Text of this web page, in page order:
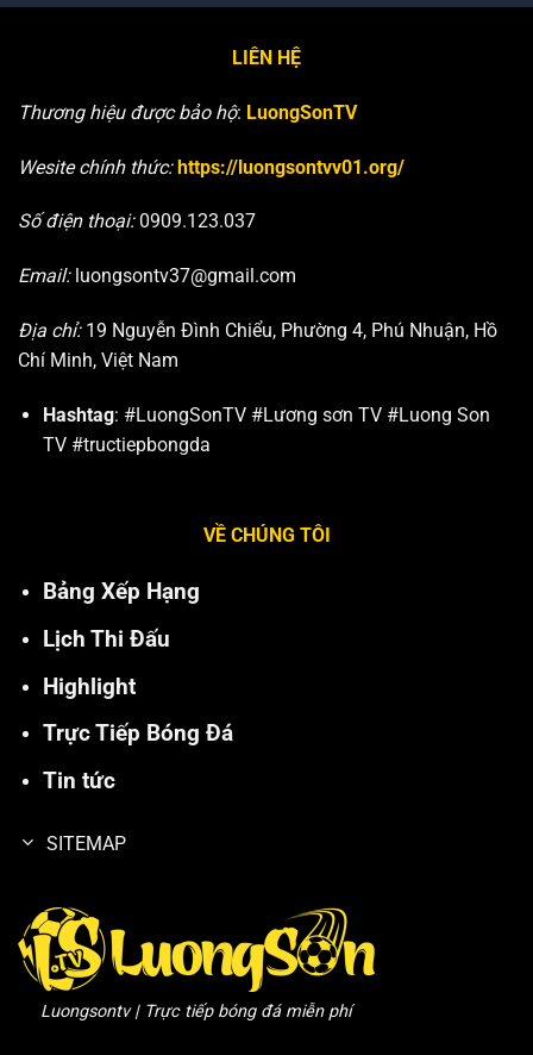
toan
Games
33
nhất
LIÊN HỆ
Thương hiệu được bảo hộ: LuongSonTV
Wesite chính thức:https://luongsontvv01.org/
Số điện thoại:0909.123.037
Email: luongsontv37@gmail.com
Địa chỉ:19 Nguyễn Đình Chiểu, Phường 4, Phú Nhuận, Hồ
Chí Minh, Việt Nam
Hashtag: #LuongSonTV #Lương sơn TV #Luong Son
TV #tructiepbongda
VỀ CHÚNG TÔI
Bảng Xếp Hạng
Lịch Thi Đấu
Highlight
Trực Tiếp Bóng Đá
Tin tức
SITEMAP
Luongsontv | Trực tiếp bóng đá miễn phí